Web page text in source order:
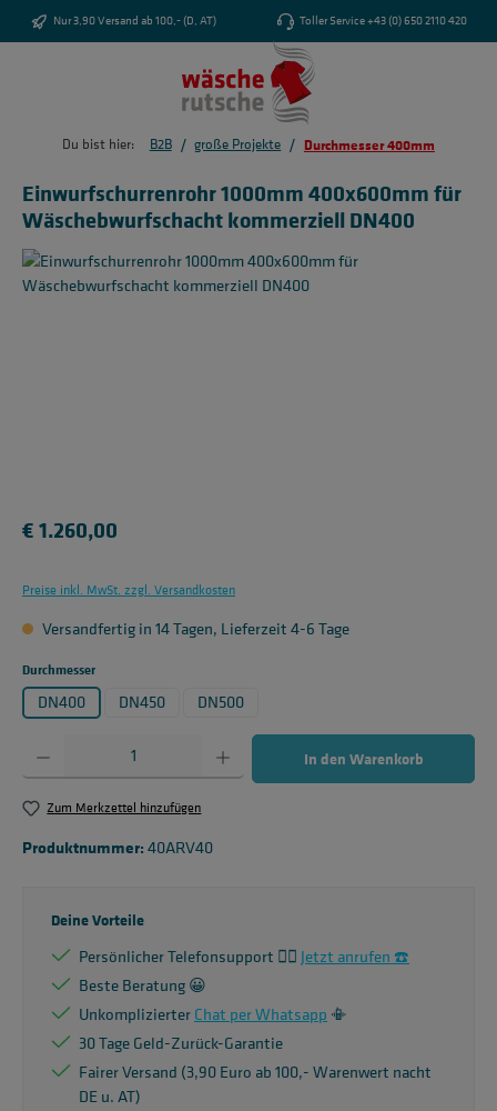
Zum Hauptinhalt springen
Nur 3,90 Versand ab 100,- (D, AT) Toller Service +43 (0) 650 2110 420
Du bist hier: B2B / große Projekte / Durchmesser 400mm
Einwurfschurrenrohr 1000mm 400x600mm für
Wäschebwurfschacht kommerziell DN400
Bildergalerie überspringen
Regulärer Preis:
€ 1.260,00
Preise inkl. MwSt. zzgl. Versandkosten
Versandfertig in 14 Tagen, Lieferzeit 4-6 Tage
Durchmesserauswählen
DN400 DN450 DN500
Produkt Anzahl: Gib den gewünschten Wert ein oder benutze die Schaltflächen um
In den Warenkorb
Zum Merkzettel hinzufügen
Produktnummer:40ARV40
Deine Vorteile
Persönlicher Telefonsupport 🙋‍♂️ Jetzt anrufen ☎️
Beste Beratung 😀
UnkomplizierterChat per Whatsapp 📳
30 Tage Geld-Zurück-Garantie
Fairer Versand (3,90 Euro ab 100,- Warenwert nacht
DE u. AT)